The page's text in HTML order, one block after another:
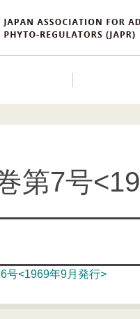
第7号
navigation
号<1969年9月発行>